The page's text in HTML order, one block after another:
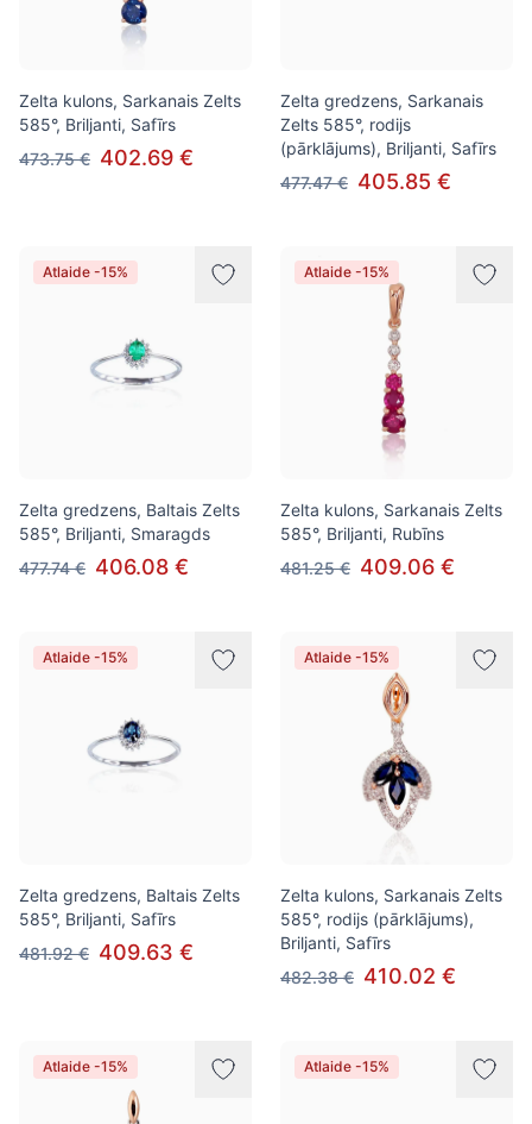
Zelta kulons, Sarkanais Zelts
585°, Briljanti, Safīrs
473.75 € 402.69 €
Zelta gredzens, Sarkanais
Zelts 585°, rodijs
(pārklājums), Briljanti, Safīrs
477.47 € 405.85 €
Atlaide -15%
Zelta gredzens, Baltais Zelts
585°, Briljanti, Smaragds
477.74 € 406.08 €
Atlaide -15%
Zelta kulons, Sarkanais Zelts
585°, Briljanti, Rubīns
481.25 € 409.06 €
Atlaide -15%
Zelta gredzens, Baltais Zelts
585°, Briljanti, Safīrs
481.92 € 409.63 €
Atlaide -15%
Zelta kulons, Sarkanais Zelts
585°, rodijs (pārklājums),
Briljanti, Safīrs
482.38 € 410.02 €
Atlaide -15% Atlaide -15%